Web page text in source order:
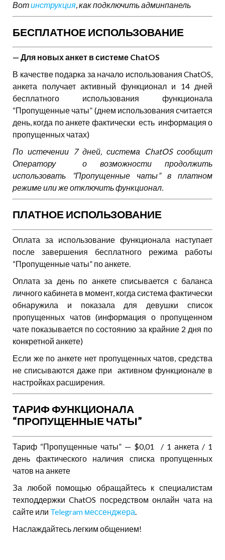
Вотинструкция, как подключить админпанель
БЕСПЛАТНОЕ ИСПОЛЬЗОВАНИЕ
— Для новых анкет в системе ChatOS
В качестве подарка за начало использования ChatOS,
анкета получает активный функционал и 14 дней
бесплатного использования функционала
“Пропущенные чаты” (днем использования считается
день, когда по анкете фактически есть информация о
пропущенных чатах)
По истечении 7 дней, система ChatOS сообщит
Оператору о возможности продолжить
использовать “Пропущенные чаты” в платном
режиме или же отключить функционал.
ПЛАТНОЕ ИСПОЛЬЗОВАНИЕ
Оплата за использование функционала наступает
после завершения бесплатного режима работы
“Пропущенные чаты” по анкете.
Оплата за день по анкете списывается с баланса
личного кабинета в момент, когда система фактически
обнаружила и показала для девушки список
пропущенных чатов (информация о пропущенном
чате показывается по состоянию за крайние 2 дня по
конкретной анкете)
Если же по анкете нет пропущенных чатов, средства
не списываются даже при активном функционале в
настройках расширения.
ТАРИФ ФУНКЦИОНАЛА
“ПРОПУЩЕННЫЕ ЧАТЫ”
Тариф “Пропущенные чаты” — $0,01 / 1 анкета / 1
день фактического наличия списка пропущенных
чатов на анкете
За любой помощью обращайтесь к специалистам
техподдержки ChatOS посредством онлайн чата на
сайте или Telegram мессенджера
Наслаждайтесь легким общением!